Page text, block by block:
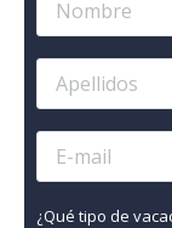
¿Qué tipo de